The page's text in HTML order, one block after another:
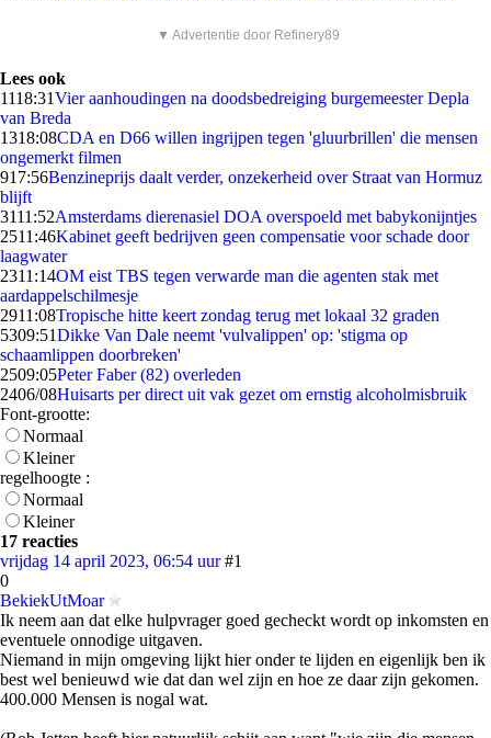
▼ Advertentie door Refinery89
Lees ook
1118:31Vier aanhoudingen na doodsbedreiging burgemeester Depla
van Breda
1318:08CDA en D66 willen ingrijpen tegen 'gluurbrillen' die mensen
ongemerkt filmen
917:56Benzineprijs daalt verder, onzekerheid over Straat van Hormuz
blijft
3111:52Amsterdams dierenasiel DOA overspoeld met babykonijntjes
2511:46Kabinet geeft bedrijven geen compensatie voor schade door
laagwater
2311:14OM eist TBS tegen verwarde man die agenten stak met
aardappelschilmesje
2911:08Tropische hitte keert zondag terug met lokaal 32 graden
5309:51Dikke Van Dale neemt 'vulvalippen' op: 'stigma op
schaamlippen doorbreken'
2509:05Peter Faber (82) overleden
2406/08Huisarts per direct uit vak gezet om ernstig alcoholmisbruik
Font-grootte:
Normaal
Kleiner
regelhoogte :
Normaal
Kleiner
17 reacties
vrijdag 14 april 2023, 06:54 uur #1
0
BekiekUtMoar
Ik neem aan dat elke hulpvrager goed gecheckt wordt op inkomsten en
eventuele onnodige uitgaven.
Niemand in mijn omgeving lijkt hier onder te lijden en eigenlijk ben ik
best wel benieuwd wie dat dan wel zijn en hoe ze daar zijn gekomen.
400.000 Mensen is nogal wat.